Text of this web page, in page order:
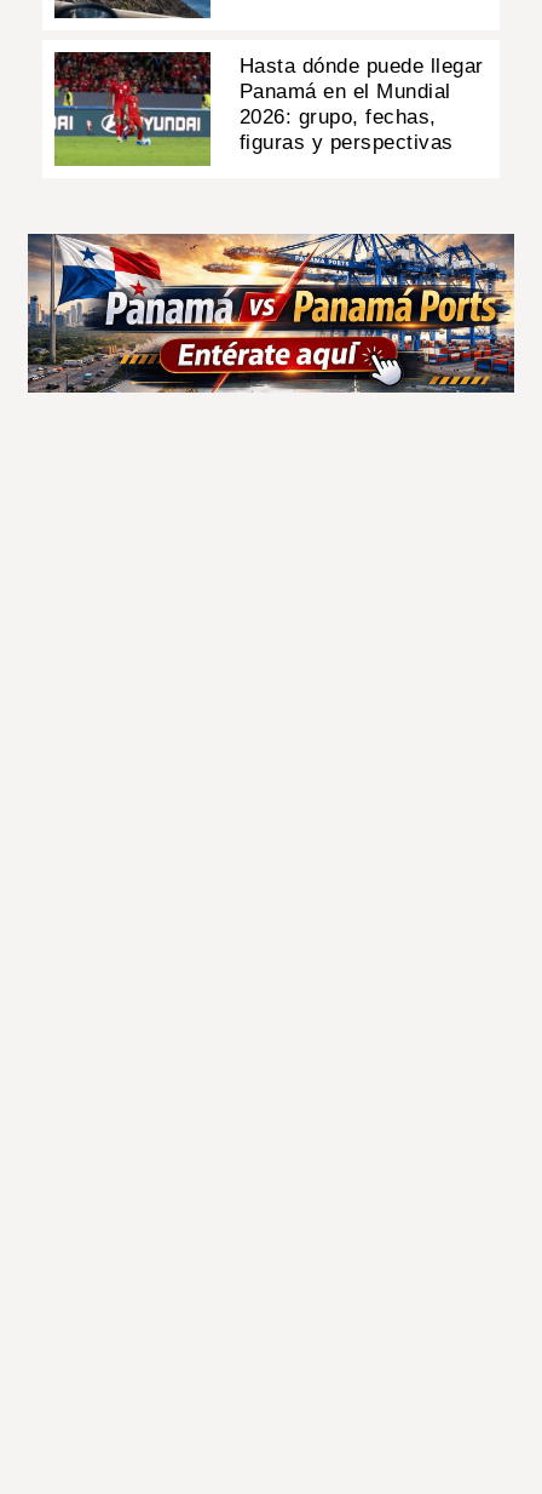
Hasta dónde puede llegar
Panamá en el Mundial
2026: grupo, fechas,
figuras y perspectivas